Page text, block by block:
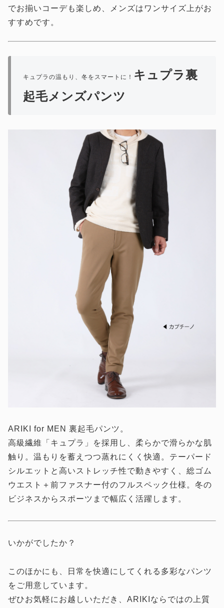
でお揃いコーデも楽しめ、メンズはワンサイズ上がお
すすめです。
キュプラの温もり、冬をスマートに！ キュプラ裏
起毛メンズパンツ
ARIKI for MEN 裏起毛パンツ。
高級繊維「キュプラ」を採用し、柔らかで滑らかな肌
触り。温もりを蓄えつつ蒸れにくく快適。テーパード
シルエットと高いストレッチ性で動きやすく、総ゴム
ウエスト＋前ファスナー付のフルスペック仕様。冬の
ビジネスからスポーツまで幅広く活躍します。
いかがでしたか？
このほかにも、日常を快適にしてくれる多彩なパンツ
をご用意しています。
ぜひお気軽にお越しいただき、ARIKIならではの上質